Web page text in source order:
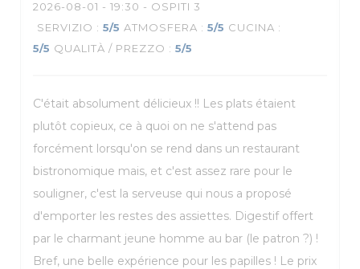
2026-08-01 - 19:30 - OSPITI 3
SERVIZIO : 5/5 ATMOSFERA : 5/5 CUCINA :
5/5 QUALITÀ / PREZZO : 5/5
C'était absolument délicieux !! Les plats étaient
plutôt copieux, ce à quoi on ne s'attend pas
forcément lorsqu'on se rend dans un restaurant
bistronomique mais, et c'est assez rare pour le
souligner, c'est la serveuse qui nous a proposé
d'emporter les restes des assiettes. Digestif offert
par le charmant jeune homme au bar (le patron ?) !
Bref, une belle expérience pour les papilles ! Le prix